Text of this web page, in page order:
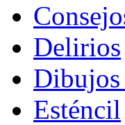
Delirios
Dibujos
Esténcil